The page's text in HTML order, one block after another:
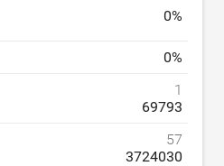
0%
0%
1
69793
57
3724030